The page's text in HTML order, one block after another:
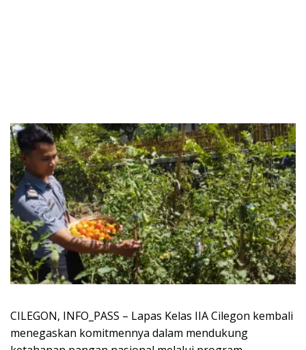
CILEGON, INFO_PASS – Lapas Kelas IIA Cilegon kembali
menegaskan komitmennya dalam mendukung